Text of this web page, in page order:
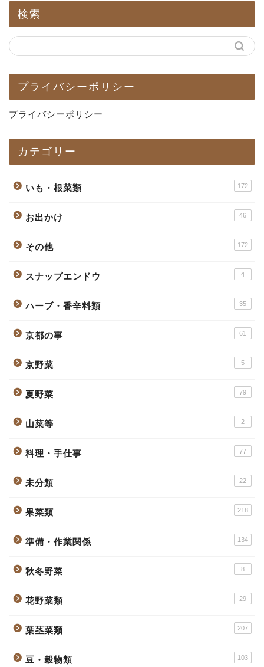
検索
プライバシーポリシー
プライバシーポリシー
カテゴリー
いも・根菜類 172
お出かけ 46
その他 172
スナップエンドウ 4
ハーブ・香辛料類 35
京都の事 61
京野菜 5
夏野菜 79
山菜等 2
料理・手仕事 77
未分類 22
果菜類 218
準備・作業関係 134
秋冬野菜 8
花野菜類 29
葉茎菜類 207
豆・穀物類 103